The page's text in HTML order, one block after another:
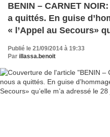
BENIN – CARNET
a quittés. En guise
« l’Appel au Secours»
juin 2011 !!!
Publié le 21/09/2014 à 19:33
Par illassa.benoit